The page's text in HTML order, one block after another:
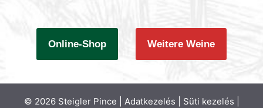
Online-Shop Weitere Weine
© 2026 Steigler Pince | Adatkezelés Süti kezelés